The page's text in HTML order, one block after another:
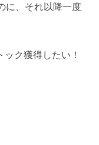
に、それ以降一度
ク獲得したい！